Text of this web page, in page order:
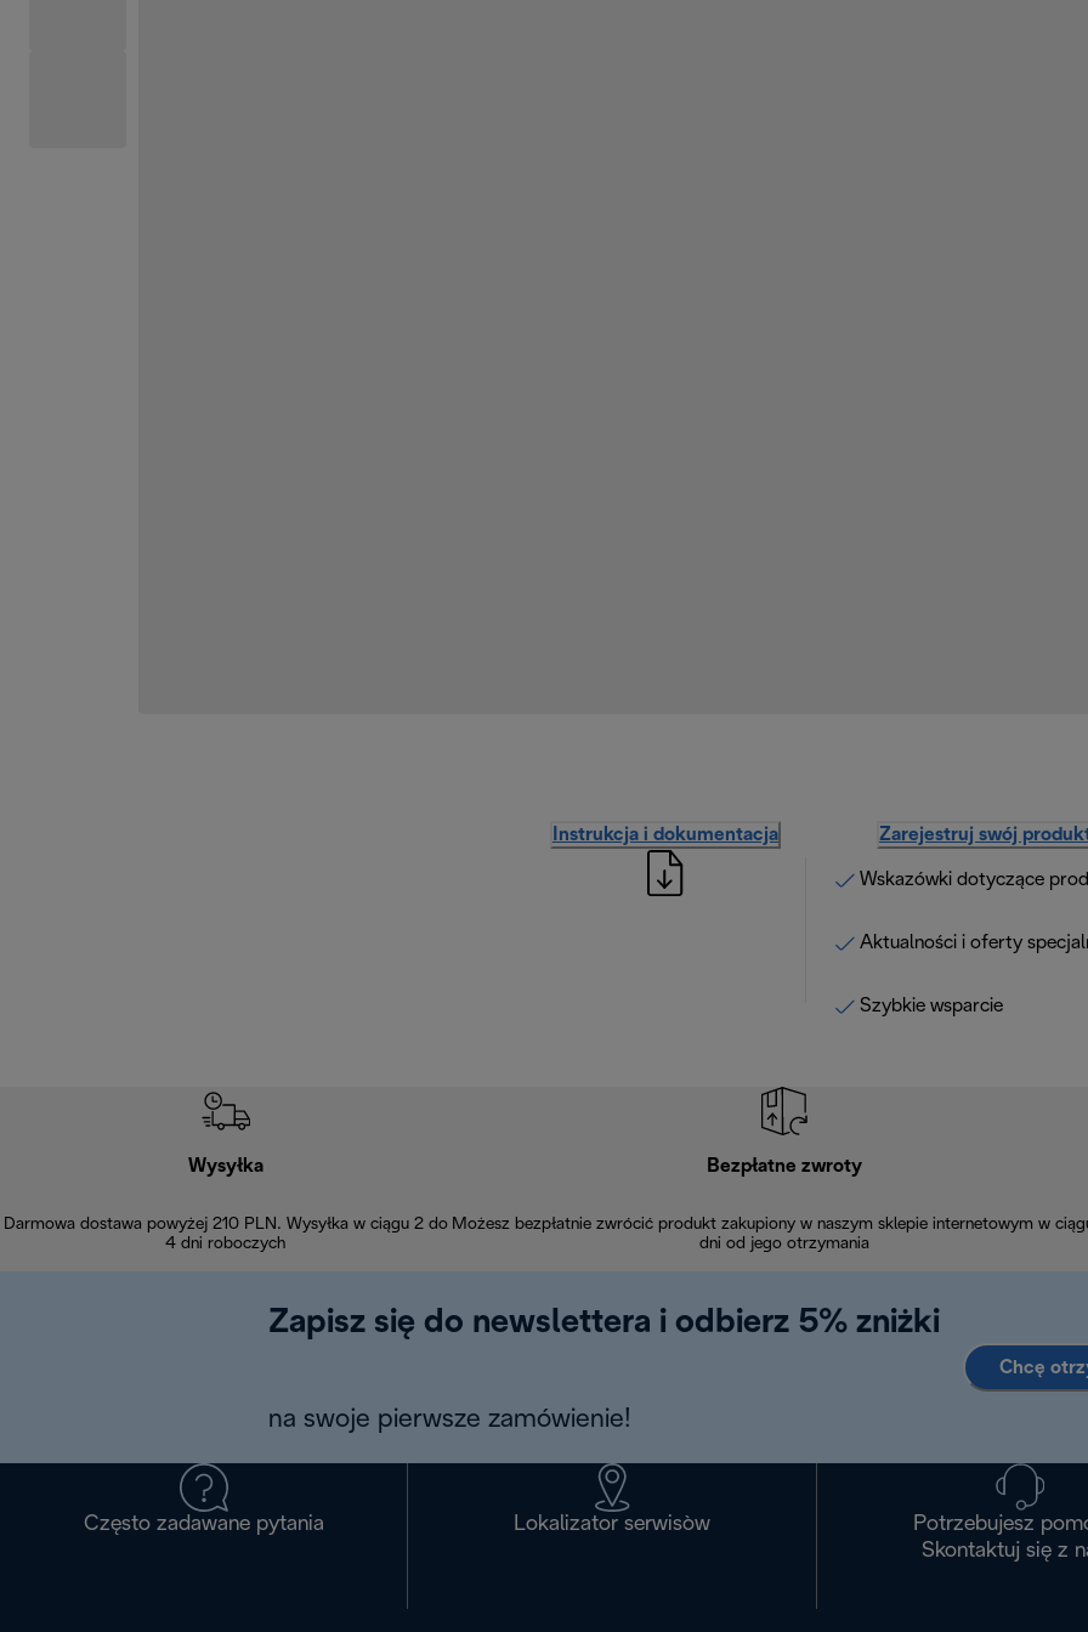
Instrukcja i dokumentacja Zarejestruj swój
Wskazówki dotyczące
Aktualności i oferty
Szybkie wsparcie
Wysyłka
Darmowa dostawa powyżej 210 PLN. Wysyłka w ciągu 2 do
4 dni roboczych
Bezpłatne zwroty
Możesz bezpłatnie zwrócić produkt zakupiony w naszym sklepie internetowym w
dni od jego otrzymania
Zapisz się do newslettera i odbierz 5% zniżki
na swoje pierwsze zamówienie!
Chcę
Często zadawane pytania Lokalizator serwisòw
Potrzebujesz
Skontaktuj się z